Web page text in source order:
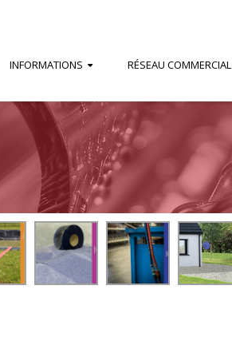
INFORMATIONS RÉSEAU COMMERCIAL